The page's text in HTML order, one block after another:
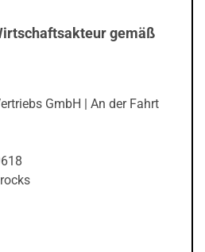
gemäß
GmbH | An der Fahrt